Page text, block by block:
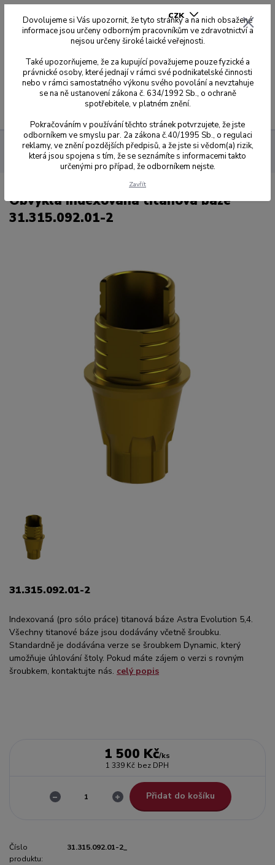
CZK
0,00 Kč
Dynamic Abutment Solution
Přehled kompatibilit dle kódů
092
Obvyklá indexovaná titanová báze 31.315.092.01-2
Obvyklá indexovaná titanová báze
31.315.092.01-2
31.315.092.01-2
Indexovaná (pro sólo práce) titanová báze Astra Evolution 5,4.
Všechny titanové báze jsou dodávány včetně šroubku.
Standardně je dodávána verze se šroubkem Dynamic, který
umožňuje úhlování štoly. Pokud máte zájem o verzi s rovným
šroubkem, kontaktujte nás. celý popis
1 500 Kč/ks
1 339 Kč bez DPH
Přidat do košíku
Číslo
produktu:
31.315.092.01-2_
Dovolujeme si Vás upozornit, že tyto stránky a na nich obsažené
informace jsou určeny odborným pracovníkům ve zdravotnictví a
nejsou určeny široké laické veřejnosti.
Také upozorňujeme, že za kupující považujeme pouze fyzické a
právnické osoby, které jednají v rámci své podnikatelské činnosti
nebo v rámci samostatného výkonu svého povolání a nevztahuje
se na ně ustanovení zákona č. 634/1992 Sb., o ochraně
spotřebitele, v platném znění.
Pokračováním v používání těchto stránek potvrzujete, že jste
odborníkem ve smyslu par. 2a zákona č.40/1995 Sb., o regulaci
reklamy, ve znění pozdějších předpisů, a že jste si vědom(a) rizik,
která jsou spojena s tím, že se seznámíte s informacemi takto
určenými pro případ, že odborníkem nejste.
Zavřít